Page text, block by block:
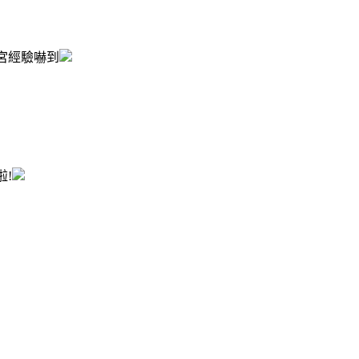
經驗嚇到
!